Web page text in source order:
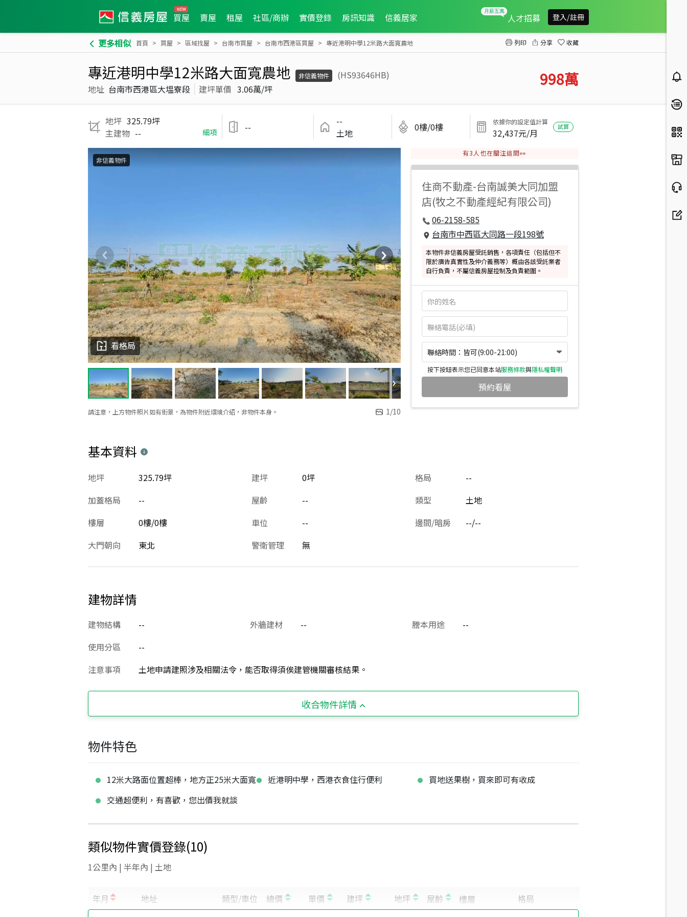
買屋 賣屋 租屋 社區/商辦 實價登錄 房訊知識 信義居家 人才招募 登入/註冊
更多相似 首頁 買屋 區域找屋 台南市買屋 台南市西港區買屋 專近港明中學12米路大面寬農地 列印 分享 收藏
專近港明中學12米路大面寬農地 非信義物件
(HS93646HB)
地址 台南市西港區大塭寮段 建坪單價 3.06萬/坪 998萬
地坪 325.79坪
主建物 -- 細項 --
--
土地
0樓/0樓 依據你的設定值計算
32,437元/月
試算
請注意，上方物件照片如有街景，為物件附近環境介紹，非物件本身。 1/10
看格局
非信義物件
有3 人也在關注這間👀
住商不動產-台南誠美大同加盟
店(牧之不動產經紀有限公司)
06-2158-585
台南市中西區大同路一段198號
本物件非信義房屋受託銷售，各項責任（包括但不
限於廣告真實性及仲介義務等）概由各該受託業者
自行負責，不屬信義房屋控制及負責範圍。
聯絡時間：皆可(9:00-21:00)
按下按鈕表示您已同意本站服務條款與隱私權聲明
預約看屋
基本資料
建坪 0坪
地坪 325.79坪 格局
--
加蓋格局
-- 屋齡 -- 類型
土地
樓層
0樓/0樓 車位 -- 邊間/暗房
--/--
大門朝向
東北 警衛管理 無
建物詳情
建物結構 -- 外牆建材 -- 謄本用途
--
使用分區
--
注意事項
土地申請建照涉及相關法令，能否取得須俟建管機關審核結果。
收合物件詳情
物件特色
12米大路面位置超棒，地方正25米大面寬 近港明中學，西港衣食住行便利
買地送果樹，買來即可有收成
交通超便利，有喜歡，您出價我就談
類似物件實價登錄(10)
1公里內 | 半年內 | 土地